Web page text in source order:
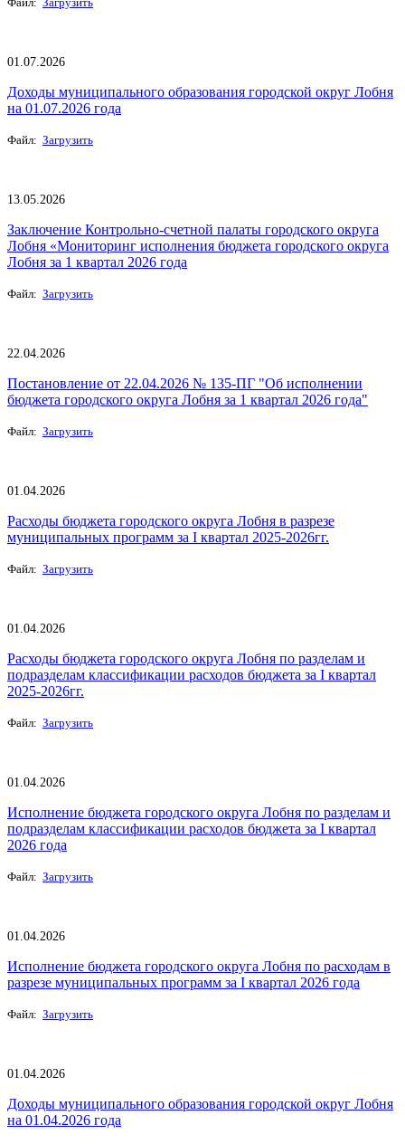
01.07.2026
Доходы муниципального образования городской округ Лобня
на 01.07.2026 года
Файл: Загрузить
13.05.2026
Заключение Контрольно-счетной палаты городского округа
Лобня «Мониторинг исполнения бюджета городского округа
Лобня за 1 квартал 2026 года
Файл: Загрузить
22.04.2026
Постановление от 22.04.2026 № 135-ПГ "Об исполнении
бюджета городского округа Лобня за 1 квартал 2026 года"
Файл: Загрузить
01.04.2026
Расходы бюджета городского округа Лобня в разрезе
муниципальных программ за I квартал 2025-2026гг.
Файл: Загрузить
01.04.2026
Расходы бюджета городского округа Лобня по разделам и
подразделам классификации расходов бюджета за I квартал
2025-2026гг.
Файл: Загрузить
01.04.2026
Исполнение бюджета городского округа Лобня по разделам и
подразделам классификации расходов бюджета за I квартал
2026 года
Файл: Загрузить
01.04.2026
Исполнение бюджета городского округа Лобня по расходам в
разрезе муниципальных программ за I квартал 2026 года
Файл: Загрузить
01.04.2026
Доходы муниципального образования городской округ Лобня
на 01.04.2026 года